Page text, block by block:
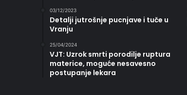
03/12/2023
Detalji jutrošnje pucnjave i tuče u
Vranju
25/04/2024
VJT: Uzrok smrti porodilje ruptura
materice, moguće nesavesno
postupanje lekara